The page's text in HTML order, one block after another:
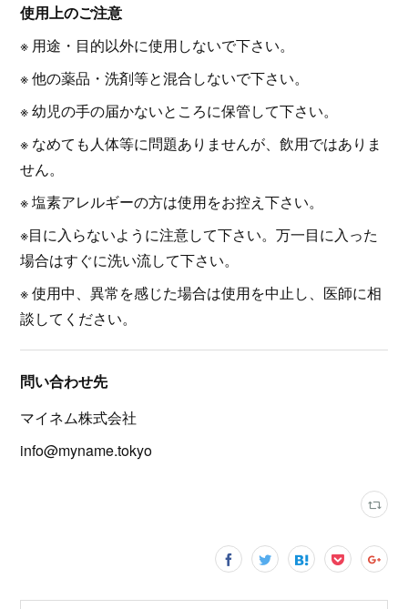
使用上のご注意
※ 用途・目的以外に使用しないで下さい。
※ 他の薬品・洗剤等と混合しないで下さい。
※ 幼児の手の届かないところに保管して下さい。
※ なめても人体等に問題ありませんが、飲用ではありま
せん。
※ 塩素アレルギーの方は使用をお控え下さい。
※目に入らないように注意して下さい。万一目に入った
場合はすぐに洗い流して下さい。
※ 使用中、異常を感じた場合は使用を中止し、医師に相
談してください。
問い合わせ先
マイネム株式会社
info@myname.tokyo